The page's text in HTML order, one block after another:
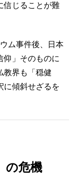
信じることが難
ム事件後、日本
仰」そのものに
教界も「穏健
に傾斜せざるを
の危機